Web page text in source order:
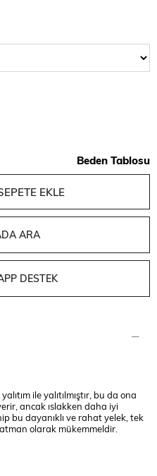
Beden Tablosu
ARA
DESTEK
ile yalıtılmıştır, bu da ona
ancak ıslakken daha iyi
bu dayanıklı ve rahat yelek, tek
olarak mükemmeldir.